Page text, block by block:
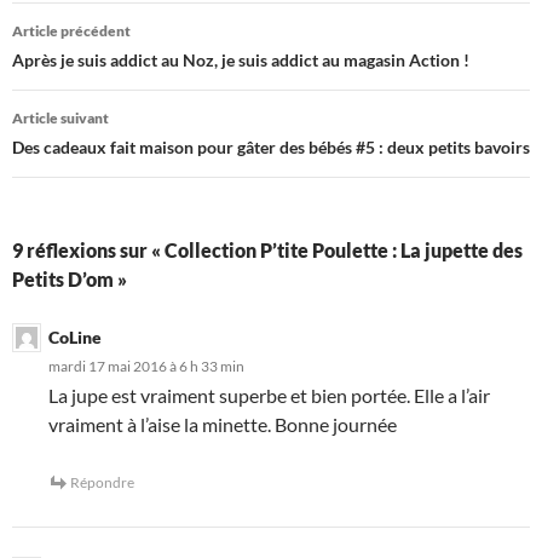
Navigation
des
articles
Article précédent
Après je suis addict au Noz, je suis addict au magasin Action !
Article suivant
Des cadeaux fait maison pour gâter des bébés #5 : deux petits bavoirs
9 réflexions sur « Collection P’tite Poulette : La jupette des
Petits D’om »
CoLine
mardi 17 mai 2016 à 6 h 33 min
La jupe est vraiment superbe et bien portée. Elle a l’air
vraiment à l’aise la minette. Bonne journée
Répondre